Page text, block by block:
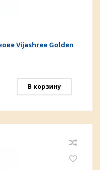
Vijashree Golden
В корзину